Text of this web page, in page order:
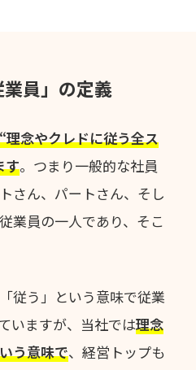
員」の定義
“理念やクレドに従う全ス
す。 つまり一般的な社員
さん、パートさん、 そし
業員の一人であり、そこ
従う」という意味で従業
いますが、 当社では理念
う意味で、 経営トップも